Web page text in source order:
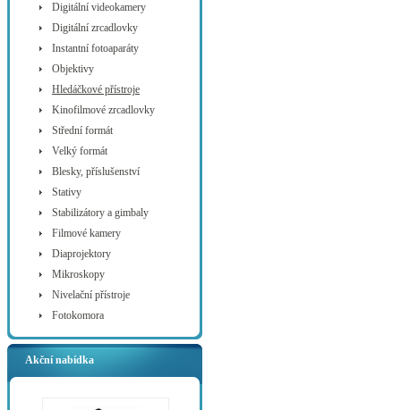
Digitální videokamery
Digitální zrcadlovky
Instantní fotoaparáty
Objektivy
Hledáčkové přístroje
Kinofilmové zrcadlovky
Střední formát
Velký formát
Blesky, příslušenství
Stativy
Stabilizátory a gimbaly
Filmové kamery
Diaprojektory
Mikroskopy
Nivelační přístroje
Fotokomora
Akční nabídka